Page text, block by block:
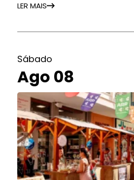
LER MAIS
Sábado
Ago 08